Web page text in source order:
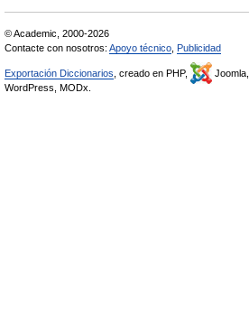
© Academic, 2000-2026
Contacte con nosotros: Apoyo técnico, Publicidad
Exportación Diccionarios, creado en PHP, Joomla,
WordPress, MODx.